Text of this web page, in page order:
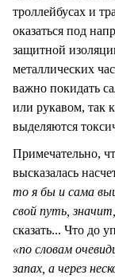
троллейбусах и
оказаться под
защитной
металлических
важно покидать
или рукавом, так
выделяются
Примечательно,
высказалась
то я бы и сама
свой путь,
сказать... Что до
«по словам
запах, а через